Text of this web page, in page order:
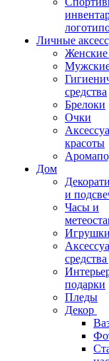
Личные
Женские
Мужские
средства
Брелоки
Очки
красоты
Дом
и
Часы и
Игрушки
подарки
Пледы
Декор